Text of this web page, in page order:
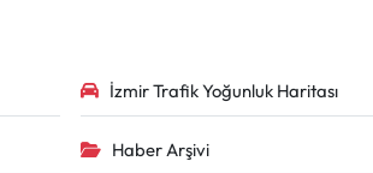
İzmir Trafik Yoğunluk Haritası
Haber Arşivi